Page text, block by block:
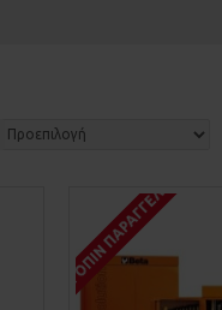
ΚΑΤΌΠΙΝ ΠΑΡΑΓΓΕΛΊΑΣ